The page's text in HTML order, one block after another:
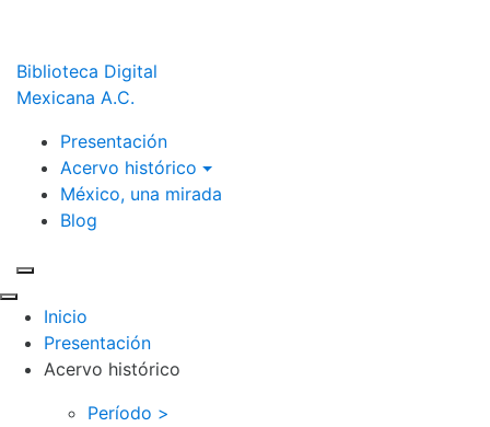
Biblioteca Digital
Mexicana A.C.
Presentación
Acervo histórico
México, una mirada
Blog
Inicio
Presentación
Acervo histórico
Período >